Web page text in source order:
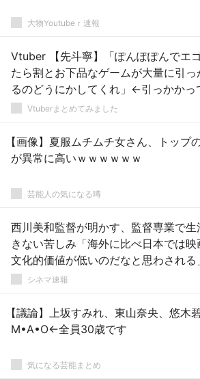
大物Youtubeｒ速報
Vtuber 【先斗寧】「ぽんぽぽんでエ
たら割とお下品なゲームが大量に引っ
るのどうにかしてくれ」←引っかかっ
と思われる下品なゲームがこちらｗｗｗ
Vtuberまとめてみました
【画像】夏服ムチムチ女さん、トップ
が異常に高いｗｗｗｗｗｗ
芸能人の気になる噂
西川美和監督が明かす、監督専業で生
きない苦しみ「海外に比べ日本では映
文化的価値が低いのだなと思わされる
シネマ速報
【議論】上坂すみれ、東山奈央、悠木碧
M•A•O←全員30歳です
気になる芸能まとめ